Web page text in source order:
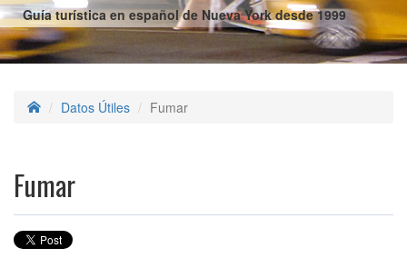
Guía turística en español de Nueva York desde 1999
Datos Útiles Fumar
Fumar